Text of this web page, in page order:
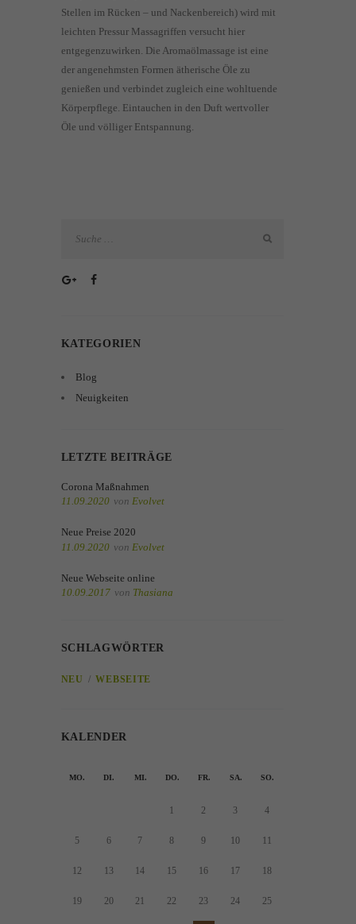
Stellen im Rücken – und Nackenbereich) wird mit
leichten Pressur Massagriffen versucht hier
entgegenzuwirken. Die Aromaölmassage ist eine
der angenehmsten Formen ätherische Öle zu
genießen und verbindet zugleich eine wohltuende
Körperpflege. Eintauchen in den Duft wertvoller
Öle und völliger Entspannung.
KATEGORIEN
Blog
Neuigkeiten
LETZTE BEITRÄGE
Corona Maßnahmen
11.09.2020 von Evolvet
Neue Preise 2020
11.09.2020 von Evolvet
Neue Webseite online
10.09.2017 von Thasiana
SCHLAGWÖRTER
NEU WEBSEITE
KALENDER
MO. DI. MI. DO. FR. SA. SO.
1 2 3 4
5 6 7 8 9 10 11
12 13 14 15 16 17 18
19 20 21 22 23 24 25